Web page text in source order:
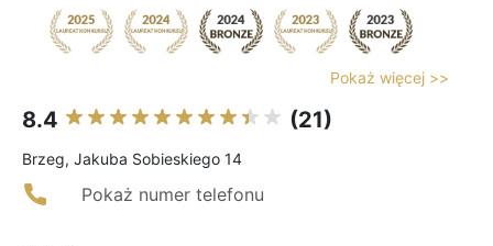
Pokaż więcej >>
8.4 (21)
Brzeg, Jakuba Sobieskiego 14
Pokaż numer telefonu